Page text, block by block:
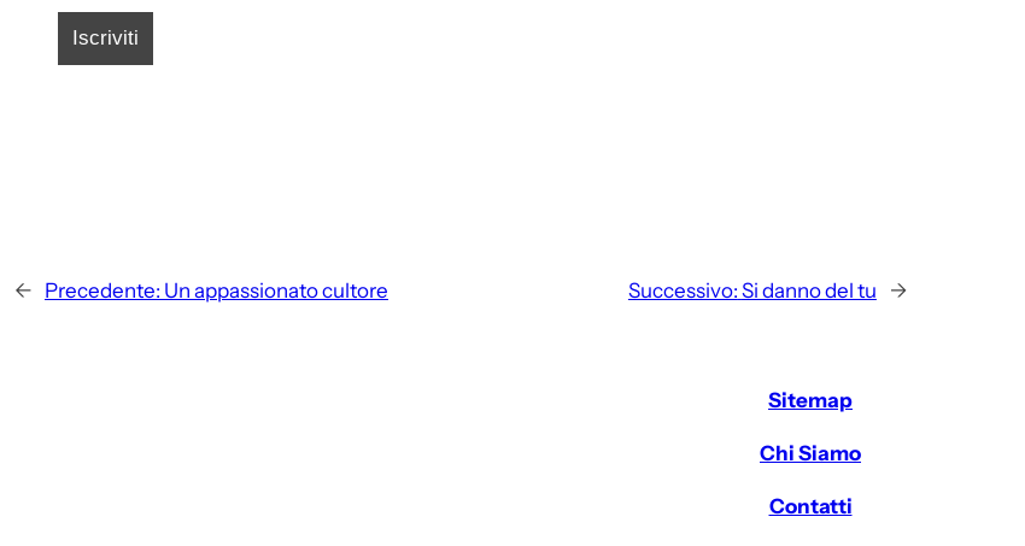
← Precedente: Un appassionato cultore Successivo: Si danno del tu →
Sitemap
Chi Siamo
Contatti